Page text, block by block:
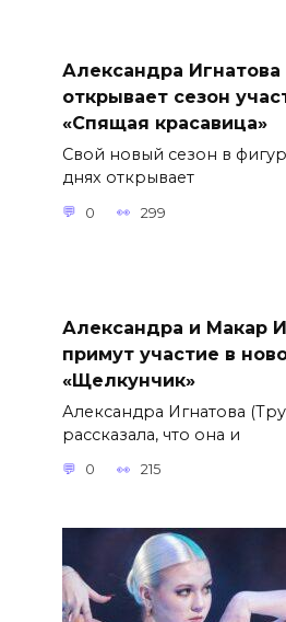
Александра Игнатова
открывает сезон
«Спящая красавица»
Свой новый сезон в
днях открывает
0 299
Александра и Макар
примут участие в
«Щелкунчик»
Александра Игнатова
рассказала, что она и
0 215